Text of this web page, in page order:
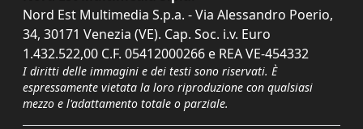
Nord Est Multimedia S.p.a. - Via Alessandro Poerio,
34, 30171 Venezia (VE). Cap. Soc. i.v. Euro
1.432.522,00 C.F. 05412000266 e REA VE-454332
I diritti delle immagini e dei testi sono riservati. È
espressamente vietata la loro riproduzione con qualsiasi
mezzo e l'adattamento totale o parziale.